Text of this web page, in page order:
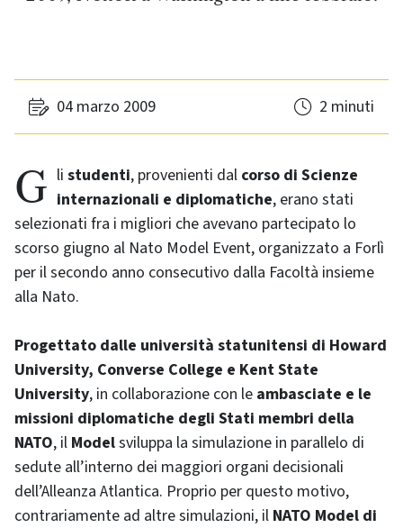
04 marzo 2009 2 minuti
Gli studenti, provenienti dal corso di Scienze
internazionali e diplomatiche, erano stati
selezionati fra i migliori che avevano partecipato lo
scorso giugno al Nato Model Event, organizzato a Forlì
per il secondo anno consecutivo dalla Facoltà insieme
alla Nato.
Progettato dalle università statunitensi di Howard
University, Converse College e Kent State
University, in collaborazione con le ambasciate e le
missioni diplomatiche degli Stati membri della
NATO, il Modelsviluppa la simulazione in parallelo di
sedute all’interno dei maggiori organi decisionali
dell’Alleanza Atlantica. Proprio per questo motivo,
contrariamente ad altre simulazioni, il NATO Model di